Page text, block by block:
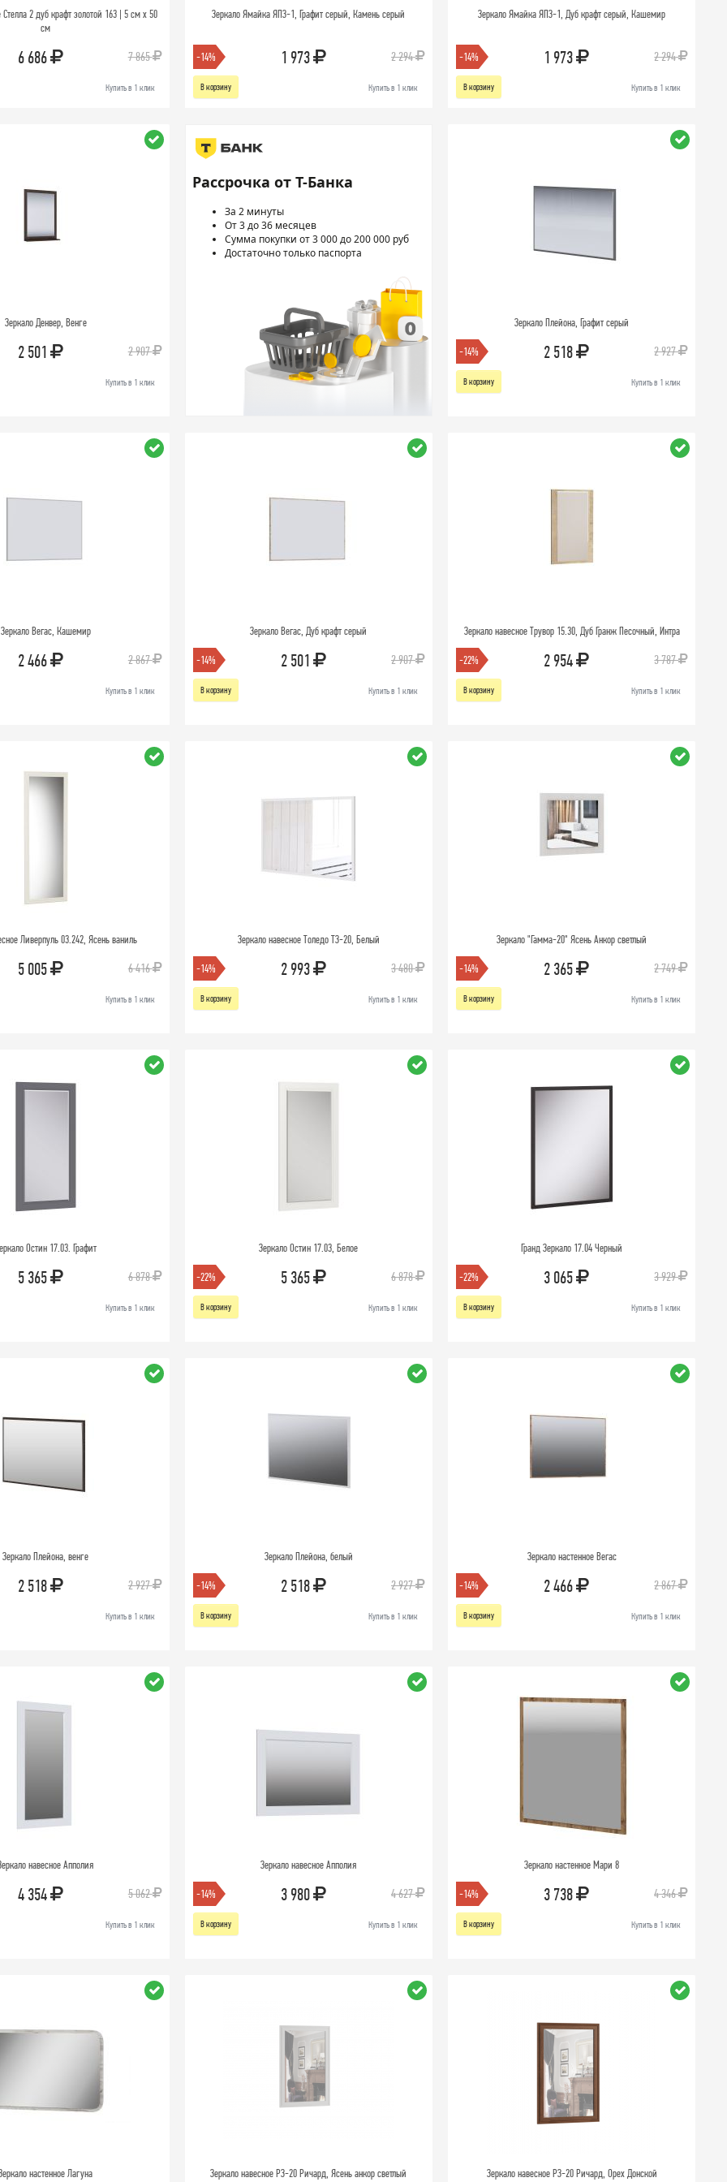
Стелла 2 дуб крафт золотой 163 | 5 см x 50
см
6 686 7 865
Купить в 1 клик
Зеркало Ямайка ЯПЗ-1, Графит серый, Камень серый
-14% 1 973 2 294
В корзину Купить в 1 клик
Зеркало Ямайка ЯПЗ-1, Дуб крафт серый, Кашемир
-14% 1 973 2 294
В корзину Купить в 1 клик
Зеркало Денвер, Венге
2 501 2 907
Купить в 1 клик
Рассрочка от Т-Банка
За 2 минуты
От 3 до 36 месяцев
Сумма покупки от 3 000 до 200 000 руб
Достаточно только паспорта
Зеркало Плейона, Графит серый
-14% 2 518 2 927
В корзину Купить в 1 клик
Зеркало Вегас, Кашемир
2 466 2 867
Купить в 1 клик
Зеркало Вегас, Дуб крафт серый
-14% 2 501 2 907
В корзину Купить в 1 клик
Зеркало навесное Трувор 15.30, Дуб Гранж Песочный, Интра
-22% 2 954 3 787
В корзину Купить в 1 клик
Ливерпуль 03.242, Ясень ваниль
5 005 6 416
Купить в 1 клик
Зеркало навесное Толедо ТЗ-20, Белый
-14% 2 993 3 480
В корзину Купить в 1 клик
Зеркало "Гамма-20" Ясень Анкор светлый
-14% 2 365 2 749
В корзину Купить в 1 клик
Остин 17.03. Графит
5 365 6 878
Купить в 1 клик
Зеркало Остин 17.03, Белое
-22% 5 365 6 878
В корзину Купить в 1 клик
Гранд Зеркало 17.04 Черный
-22% 3 065 3 929
В корзину Купить в 1 клик
Зеркало Плейона, венге
2 518 2 927
Купить в 1 клик
Зеркало Плейона, белый
-14% 2 518 2 927
В корзину Купить в 1 клик
Зеркало настенное Вегас
-14% 2 466 2 867
В корзину Купить в 1 клик
навесное Апполия
4 354 5 062
Купить в 1 клик
Зеркало навесное Апполия
-14% 3 980 4 627
В корзину Купить в 1 клик
Зеркало настенное Мари 8
-14% 3 738 4 346
В корзину Купить в 1 клик
настенное Лагуна Зеркало навесное РЗ-20 Ричард, Ясень анкор светлый Зеркало навесное РЗ-20 Ричард, Орех Донской